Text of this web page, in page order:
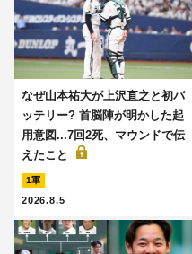
なぜ山本祐大が上沢直之と初バ
ッテリー? 首脳陣が明かした起
用意図...7回2死、マウンドで伝
えたこと
1軍
2026.8.5